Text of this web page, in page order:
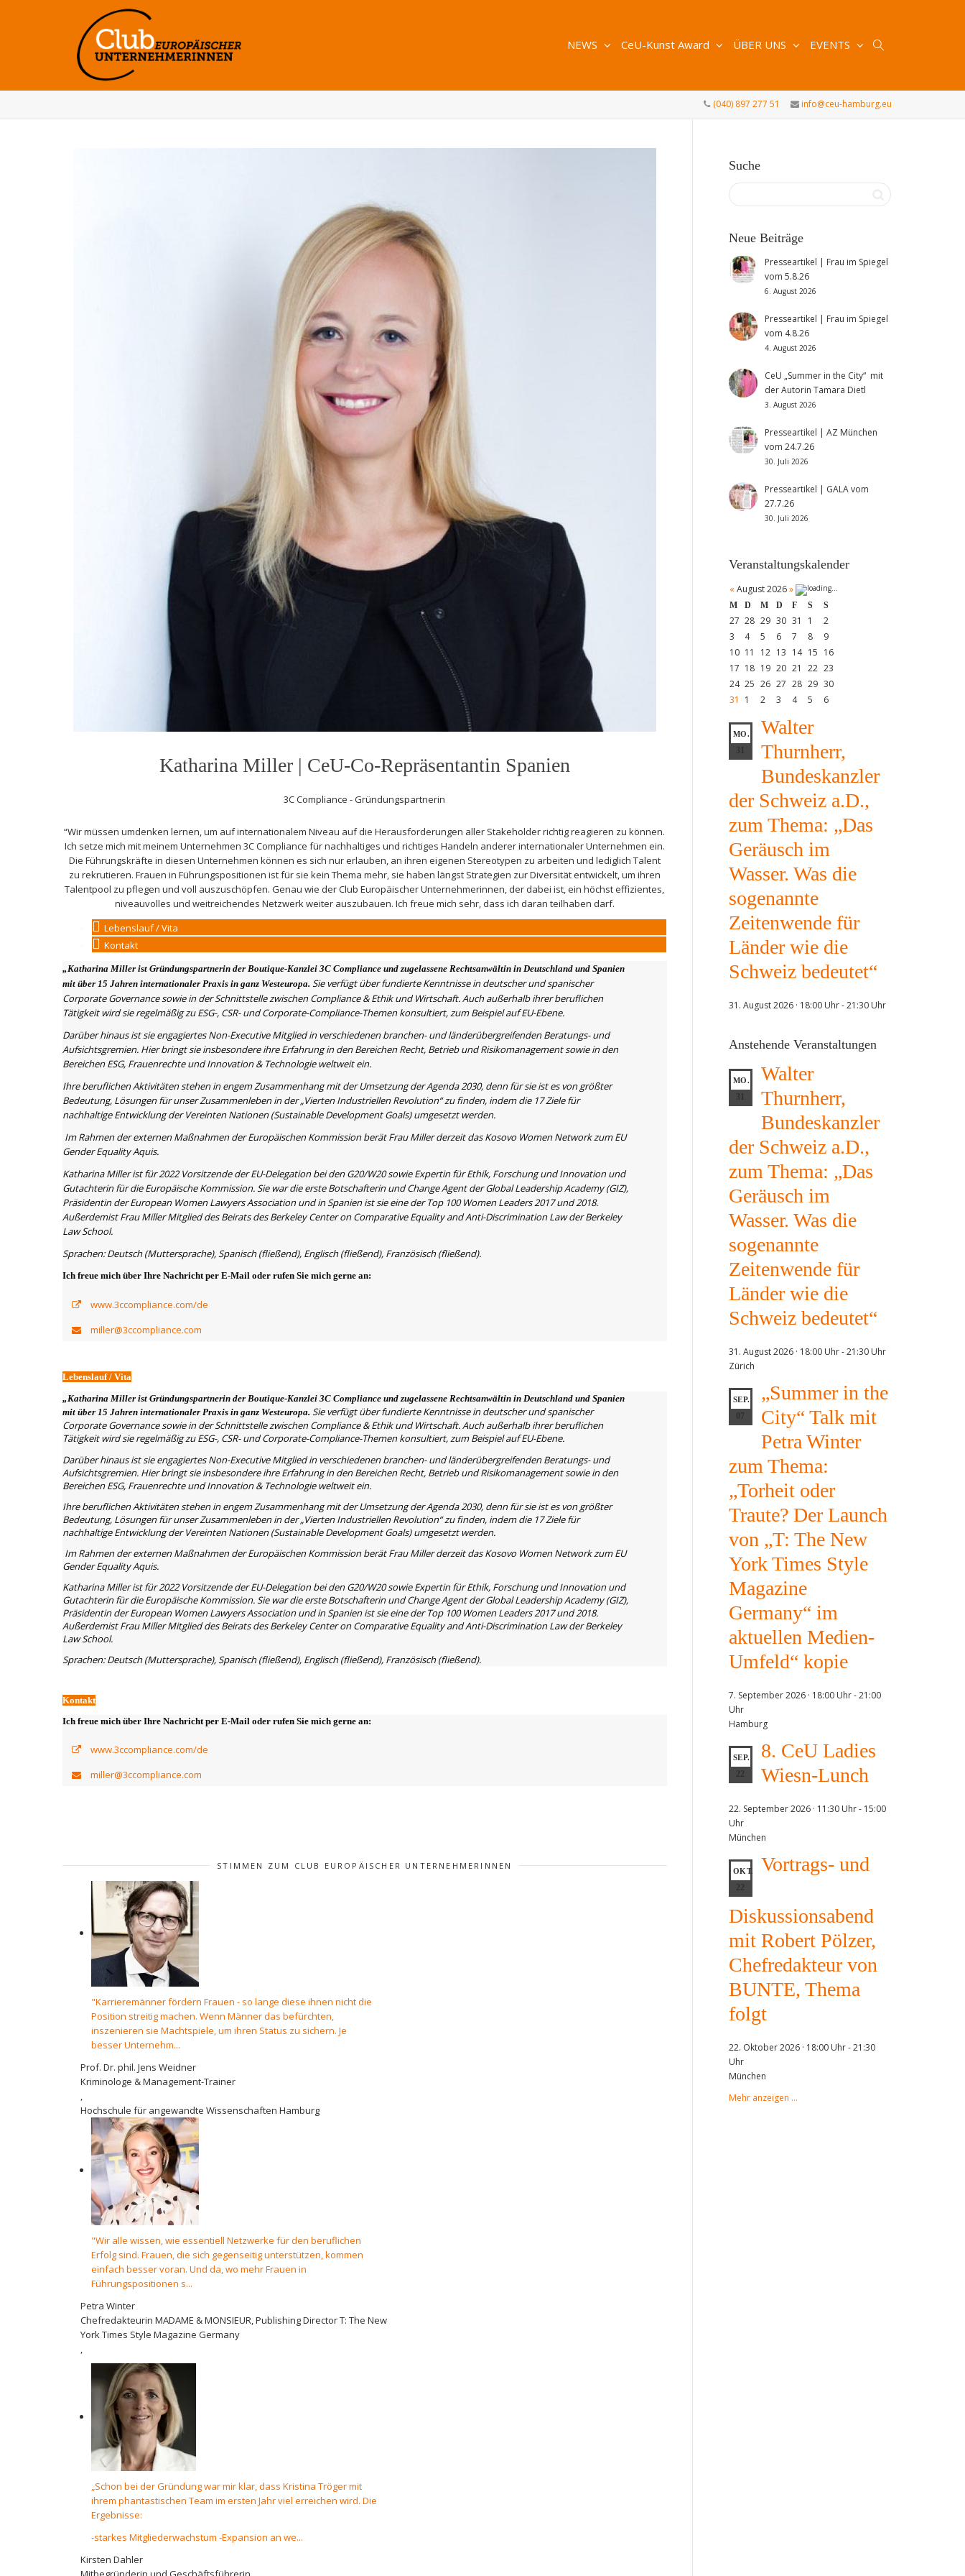
NEWS CeU-Kunst Award ÜBER UNS EVENTS
(040) 897 277 51 info@ceu-hamburg.eu
Katharina Miller | CeU-Co-Repräsentantin Spanien
3C Compliance - Gründungspartnerin
“Wir müssen umdenken lernen, um auf internationalem Niveau auf die Herausforderungen aller Stakeholder richtig reagieren zu können.
Ich setze mich mit meinem Unternehmen 3C Compliance für nachhaltiges und richtiges Handeln anderer internationaler Unternehmen ein.
Die Führungskräfte in diesen Unternehmen können es sich nur erlauben, an ihren eigenen Stereotypen zu arbeiten und lediglich Talent
zu rekrutieren. Frauen in Führungspositionen ist für sie kein Thema mehr, sie haben längst Strategien zur Diversität entwickelt, um ihren
Talentpool zu pflegen und voll auszuschöpfen. Genau wie der Club Europäischer Unternehmerinnen, der dabei ist, ein höchst effizientes,
niveauvolles und weitreichendes Netzwerk weiter auszubauen. Ich freue mich sehr, dass ich daran teilhaben darf.
Lebenslauf / Vita
Kontakt
„Katharina Miller ist Gründungspartnerin der Boutique-Kanzlei 3C Compliance und zugelassene Rechtsanwältin in Deutschland und Spanien
mit über 15 Jahren internationaler Praxis in ganz Westeuropa. Sie verfügt über fundierte Kenntnisse in deutscher und spanischer
Corporate Governance sowie in der Schnittstelle zwischen Compliance & Ethik und Wirtschaft. Auch außerhalb ihrer beruflichen
Tätigkeit wird sie regelmäßig zu ESG-, CSR- und Corporate-Compliance-Themen konsultiert, zum Beispiel auf EU-Ebene.
Darüber hinaus ist sie engagiertes Non-Executive Mitglied in verschiedenen branchen- und länderübergreifenden Beratungs- und
Aufsichtsgremien. Hier bringt sie insbesondere ihre Erfahrung in den Bereichen Recht, Betrieb und Risikomanagement sowie in den
Bereichen ESG, Frauenrechte und Innovation & Technologie weltweit ein.
Ihre beruflichen Aktivitäten stehen in engem Zusammenhang mit der Umsetzung der Agenda 2030, denn für sie ist es von größter
Bedeutung, Lösungen für unser Zusammenleben in der „Vierten Industriellen Revolution“ zu finden, indem die 17 Ziele für
nachhaltige Entwicklung der Vereinten Nationen (Sustainable Development Goals) umgesetzt werden.
Im Rahmen der externen Maßnahmen der Europäischen Kommission berät Frau Miller derzeit das Kosovo Women Network zum EU
Gender Equality Aquis.
Katharina Miller ist für 2022 Vorsitzende der EU-Delegation bei den G20/W20 sowie Expertin für Ethik, Forschung und Innovation und
Gutachterin für die Europäische Kommission. Sie war die erste Botschafterin und Change Agent der Global Leadership Academy (GIZ),
Präsidentin der European Women Lawyers Association und in Spanien ist sie eine der Top 100 Women Leaders 2017 und 2018.
Außerdemist Frau Miller Mitglied des Beirats des Berkeley Center on Comparative Equality and Anti-Discrimination Law der Berkeley
Law School.
Sprachen: Deutsch (Muttersprache), Spanisch (fließend), Englisch (fließend), Französisch (fließend).
Ich freue mich über Ihre Nachricht per E-Mail oder rufen Sie mich gerne an:
www.3ccompliance.com/de
miller@3ccompliance.com
Lebenslauf / Vita
„Katharina Miller ist Gründungspartnerin der Boutique-Kanzlei 3C Compliance und zugelassene Rechtsanwältin in Deutschland und Spanien
mit über 15 Jahren internationaler Praxis in ganz Westeuropa. Sie verfügt über fundierte Kenntnisse in deutscher und spanischer
Corporate Governance sowie in der Schnittstelle zwischen Compliance & Ethik und Wirtschaft. Auch außerhalb ihrer beruflichen
Tätigkeit wird sie regelmäßig zu ESG-, CSR- und Corporate-Compliance-Themen konsultiert, zum Beispiel auf EU-Ebene.
Darüber hinaus ist sie engagiertes Non-Executive Mitglied in verschiedenen branchen- und länderübergreifenden Beratungs- und
Aufsichtsgremien. Hier bringt sie insbesondere ihre Erfahrung in den Bereichen Recht, Betrieb und Risikomanagement sowie in den
Bereichen ESG, Frauenrechte und Innovation & Technologie weltweit ein.
Ihre beruflichen Aktivitäten stehen in engem Zusammenhang mit der Umsetzung der Agenda 2030, denn für sie ist es von größter
Bedeutung, Lösungen für unser Zusammenleben in der „Vierten Industriellen Revolution“ zu finden, indem die 17 Ziele für
nachhaltige Entwicklung der Vereinten Nationen (Sustainable Development Goals) umgesetzt werden.
Im Rahmen der externen Maßnahmen der Europäischen Kommission berät Frau Miller derzeit das Kosovo Women Network zum EU
Gender Equality Aquis.
Katharina Miller ist für 2022 Vorsitzende der EU-Delegation bei den G20/W20 sowie Expertin für Ethik, Forschung und Innovation und
Gutachterin für die Europäische Kommission. Sie war die erste Botschafterin und Change Agent der Global Leadership Academy (GIZ),
Präsidentin der European Women Lawyers Association und in Spanien ist sie eine der Top 100 Women Leaders 2017 und 2018.
Außerdemist Frau Miller Mitglied des Beirats des Berkeley Center on Comparative Equality and Anti-Discrimination Law der Berkeley
Law School.
Sprachen: Deutsch (Muttersprache), Spanisch (fließend), Englisch (fließend), Französisch (fließend).
Kontakt
Ich freue mich über Ihre Nachricht per E-Mail oder rufen Sie mich gerne an:
www.3ccompliance.com/de
miller@3ccompliance.com
STIMMEN ZUM CLUB EUROPÄISCHER UNTERNEHMERINNEN
"Karrieremänner fördern Frauen - so lange diese ihnen nicht die
Position streitig machen. Wenn Männer das befürchten,
inszenieren sie Machtspiele, um ihren Status zu sichern. Je
besser Unternehm...
Prof. Dr. phil. Jens Weidner
Kriminologe & Management-Trainer
,
Hochschule für angewandte Wissenschaften Hamburg
"Wir alle wissen, wie essentiell Netzwerke für den beruflichen
Erfolg sind. Frauen, die sich gegenseitig unterstützen, kommen
einfach besser voran. Und da, wo mehr Frauen in
Führungspositionen s...
Petra Winter
Chefredakteurin MADAME & MONSIEUR, Publishing Director T: The New
York Times Style Magazine Germany
,
„Schon bei der Gründung war mir klar, dass Kristina Tröger mit
ihrem phantastischen Team im ersten Jahr viel erreichen wird. Die
Ergebnisse:
-starkes Mitgliederwachstum -Expansion an we...
Kirsten Dahler
Suche
Neue Beiträge
Presseartikel | Frau im Spiegel
vom 5.8.26
6. August 2026
Presseartikel | Frau im Spiegel
vom 4.8.26
4. August 2026
CeU „Summer in the City“ mit
der Autorin Tamara Dietl
3. August 2026
Presseartikel | AZ München
vom 24.7.26
30. Juli 2026
Presseartikel | GALA vom
27.7.26
30. Juli 2026
Veranstaltungskalender
« August 2026 »
M D M D F S S
27 28 29 30 31 1
2
3
4 5 6 7 8
9
10 11 12 13 14 15 16
17 18 19 20 21 22 23
24 25 26 27 28 29 30
31
1 2 3 4 5 6
MO.
Walter
Thurnherr,
Bundeskanzler
der Schweiz a.D.,
zum Thema: „Das
Geräusch im
Wasser. Was die
sogenannte
Zeitenwende für
Länder wie die
Schweiz bedeutet“
31. August 2026 · 18:00 Uhr-21:30 Uhr
Anstehende Veranstaltungen
MO.
Walter
Thurnherr,
Bundeskanzler
der Schweiz a.D.,
zum Thema: „Das
Geräusch im
Wasser. Was die
sogenannte
Zeitenwende für
Länder wie die
Schweiz bedeutet“
31. August 2026 · 18:00 Uhr-21:30 Uhr
Zürich
SEP.
07
„Summer in the
City“ Talk mit
Petra Winter
zum Thema:
„Torheit oder
Traute? Der Launch
von „T: The New
York Times Style
Magazine
Germany“ im
aktuellen Medien-
Umfeld“ kopie
7. September 2026 · 18:00 Uhr-21:00
Uhr
Hamburg
SEP.
22
8. CeU Ladies
Wiesn-Lunch
22. September 2026 · 11:30 Uhr- 15:00
Uhr
München
OKT.
22
Vortrags- und
Diskussionsabend
mit Robert Pölzer,
Chefredakteur von
BUNTE, Thema
folgt
22. Oktober 2026 · 18:00 Uhr-21:30
Uhr
München
Mehr anzeigen …